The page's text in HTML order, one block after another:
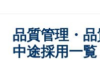
品質管理・
中途採用一覧